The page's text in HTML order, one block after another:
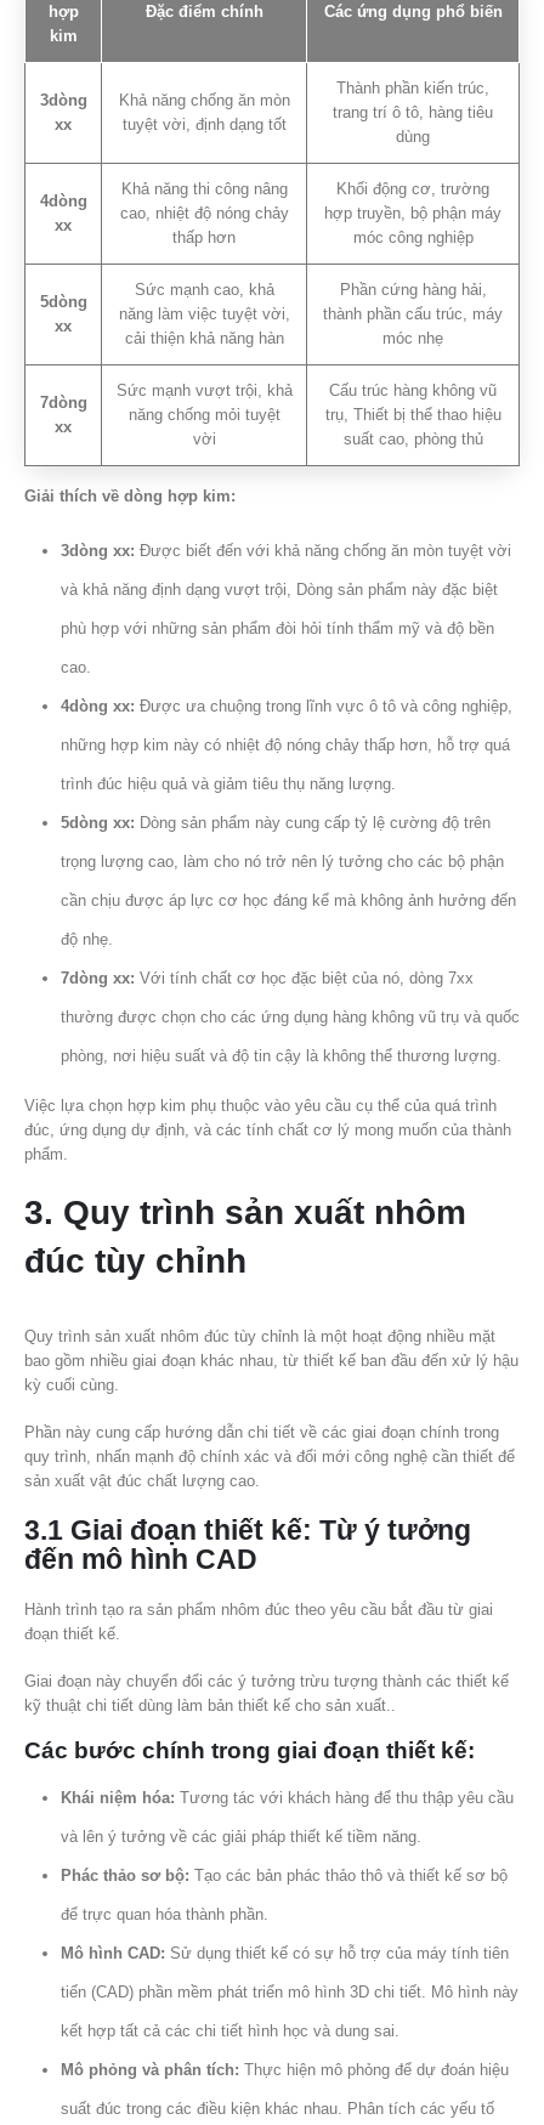
hợp
kim
Đặc điểm chính Các ứng dụng phổ biến
3dòng
xx
Khả năng chống ăn mòn
tuyệt vời, định dạng tốt
Thành phần kiến ​​trúc,
trang trí ô tô, hàng tiêu
dùng
4dòng
xx
Khả năng thi công nâng
cao, nhiệt độ nóng chảy
thấp hơn
Khối động cơ, trường
hợp truyền, bộ phận máy
móc công nghiệp
5dòng
xx
Sức mạnh cao, khả
năng làm việc tuyệt vời,
cải thiện khả năng hàn
Phần cứng hàng hải,
thành phần cấu trúc, máy
móc nhẹ
7dòng
xx
Sức mạnh vượt trội, khả
năng chống mỏi tuyệt
vời
Cấu trúc hàng không vũ
trụ, Thiết bị thể thao hiệu
suất cao, phòng thủ
Giải thích về dòng hợp kim:
3dòng xx: Được biết đến với khả năng chống ăn mòn tuyệt vời
và khả năng định dạng vượt trội, Dòng sản phẩm này đặc biệt
phù hợp với những sản phẩm đòi hỏi tính thẩm mỹ và độ bền
cao.
4dòng xx: Được ưa chuộng trong lĩnh vực ô tô và công nghiệp,
những hợp kim này có nhiệt độ nóng chảy thấp hơn, hỗ trợ quá
trình đúc hiệu quả và giảm tiêu thụ năng lượng.
5dòng xx: Dòng sản phẩm này cung cấp tỷ lệ cường độ trên
trọng lượng cao, làm cho nó trở nên lý tưởng cho các bộ phận
cần chịu được áp lực cơ học đáng kể mà không ảnh hưởng đến
độ nhẹ.
7dòng xx: Với tính chất cơ học đặc biệt của nó, dòng 7xx
thường được chọn cho các ứng dụng hàng không vũ trụ và quốc
phòng, nơi hiệu suất và độ tin cậy là không thể thương lượng.
Việc lựa chọn hợp kim phụ thuộc vào yêu cầu cụ thể của quá trình
đúc, ứng dụng dự định, và các tính chất cơ lý mong muốn của thành
phẩm.
3. Quy trình sản xuất nhôm
đúc tùy chỉnh
Quy trình sản xuất nhôm đúc tùy chỉnh là một hoạt động nhiều mặt
bao gồm nhiều giai đoạn khác nhau, từ thiết kế ban đầu đến xử lý hậu
kỳ cuối cùng.
Phần này cung cấp hướng dẫn chi tiết về các giai đoạn chính trong
quy trình, nhấn mạnh độ chính xác và đổi mới công nghệ cần thiết để
sản xuất vật đúc chất lượng cao.
3.1 Giai đoạn thiết kế: Từ ý tưởng
đến mô hình CAD
Hành trình tạo ra sản phẩm nhôm đúc theo yêu cầu bắt đầu từ giai
đoạn thiết kế.
Giai đoạn này chuyển đổi các ý tưởng trừu tượng thành các thiết kế
kỹ thuật chi tiết dùng làm bản thiết kế cho sản xuất..
Các bước chính trong giai đoạn thiết kế:
Khái niệm hóa: Tương tác với khách hàng để thu thập yêu cầu
và lên ý tưởng về các giải pháp thiết kế tiềm năng.
Phác thảo sơ bộ: Tạo các bản phác thảo thô và thiết kế sơ bộ
để trực quan hóa thành phần.
Mô hình CAD: Sử dụng thiết kế có sự hỗ trợ của máy tính tiên
tiến (CAD) phần mềm phát triển mô hình 3D chi tiết. Mô hình này
kết hợp tất cả các chi tiết hình học và dung sai.
Mô phỏng và phân tích: Thực hiện mô phỏng để dự đoán hiệu
suất đúc trong các điều kiện khác nhau. Phân tích các yếu tố